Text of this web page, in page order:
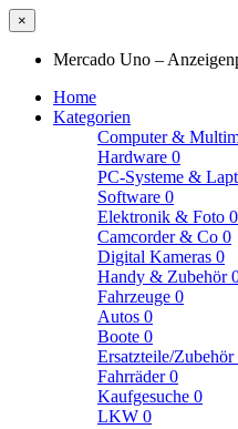
×
Mercado Uno –
Home
Kategorien
Computer &
Hardware 0
PC-Systeme &
Software 0
Elektronik & Foto 0
Camcorder & Co 0
Digital Kameras 0
Handy & Zubehör
Fahrzeuge 0
Autos 0
Boote 0
Ersatzteile/Zubehör
Fahrräder0
Kaufgesuche 0
LKW 0